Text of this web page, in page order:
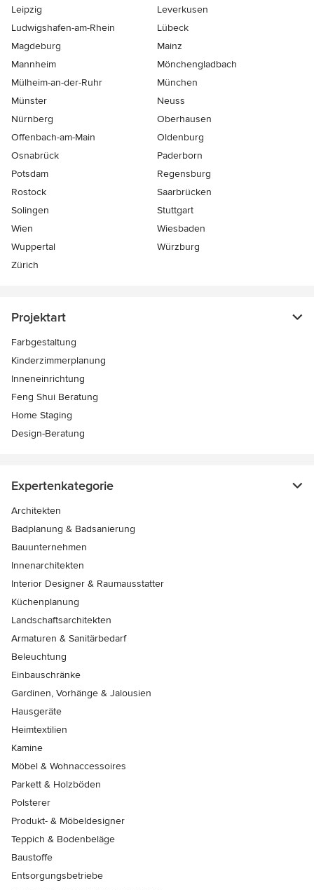
Leipzig
Leverkusen
Ludwigshafen-am-Rhein
Lübeck
Magdeburg
Mainz
Mannheim
Mönchen­gladbach
Mülheim-an-der-Ruhr
München
Münster
Neuss
Nürnberg
Oberhausen
Offenbach-am-Main
Oldenburg
Osnabrück
Paderborn
Potsdam
Regensburg
Rostock
Saarbrücken
Solingen
Stuttgart
Wien
Wiesbaden
Wuppertal
Würzburg
Zürich
Projektart
Farbgestaltung
Kinderzimmerplanung
Inneneinrichtung
Feng Shui Beratung
Home Staging
Design-Beratung
Expertenkategorie
Architekten
Badplanung & Badsanierung
Bauunternehmen
Innenarchitekten
Interior Designer & Raumausstatter
Küchenplanung
Landschaftsarchitekten
Armaturen & Sanitärbedarf
Beleuchtung
Einbauschränke
Gardinen, Vorhänge & Jalousien
Hausgeräte
Heimtextilien
Kamine
Möbel & Wohnaccessoires
Parkett & Holzböden
Polsterer
Produkt- & Möbeldesigner
Teppich & Bodenbeläge
Baustoffe
Entsorgungsbetriebe